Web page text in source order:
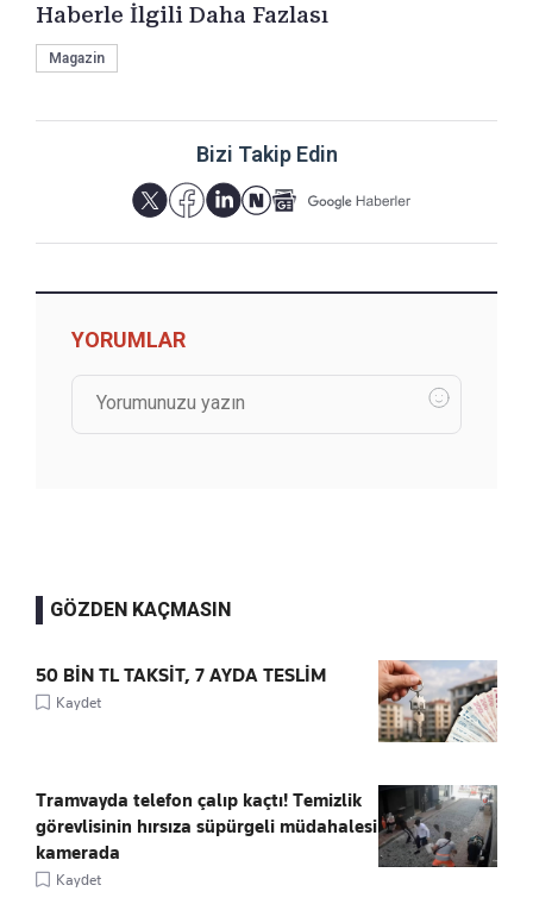
Haberle İlgili Daha Fazlası
Magazin
Bizi Takip Edin
YORUMLAR
GÖZDEN KAÇMASIN
50 BİN TL TAKSİT, 7 AYDA TESLİM
Kaydet
Tramvayda telefon çalıp kaçtı! Temizlik
görevlisinin hırsıza süpürgeli müdahalesi
kamerada
Kaydet